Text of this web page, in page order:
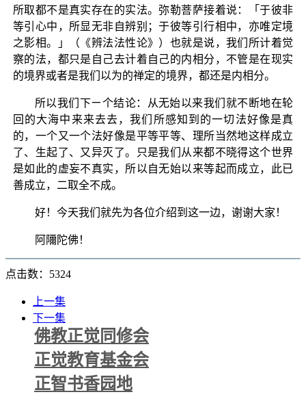
所取都不是真实存在的实法。弥勒菩萨接着说：「于彼非
等引心中，所显无非自辨别；于彼等引行相中，亦唯定境
之影相。」（《辨法法性论》）也就是说，我们所计着觉
察的法，都只是自己去计着自己的内相分，不管是在现实
的境界或者是我们以为的禅定的境界，都还是内相分。
所以我们下ㄧ个结论：从无始以来我们就不断地在轮
回的大海中来来去去，我们所感知到的一切法好像是真
的，一个又一个法好像是平等平等、理所当然地这样成立
了、生起了、又异灭了。只是我们从来都不晓得这个世界
是如此的虚妄不真实，所以自无始以来等起而成立，此已
善成立，二取全不成。
好！今天我们就先为各位介绍到这一边，谢谢大家！
阿隬陀佛！
点击数：5324
上一集
下一集
佛教正觉同修会
正觉教育基金会
正智书香园地